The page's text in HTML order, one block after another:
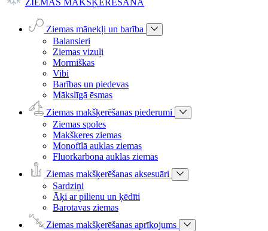
ZIEMAS MAKŠĶERĒŠANA
Ziemas mānekļi un barība
Balansieri
Ziemas vizuļi
Mormiškas
Vibi
Barības un piedevas
Mākslīgā ēsmas
Ziemas makšķerēšanas piederumi
Ziemas spoles
Makšķeres ziemas
Monofīlā auklas ziemas
Fluorkarbona auklas ziemas
Ziemas makšķerēšanas aksesuāri
Sardziņi
Āķi ar pilienu un ķēdīti
Barotavas ziemas
Ziemas makšķerēšanas aprīkojums